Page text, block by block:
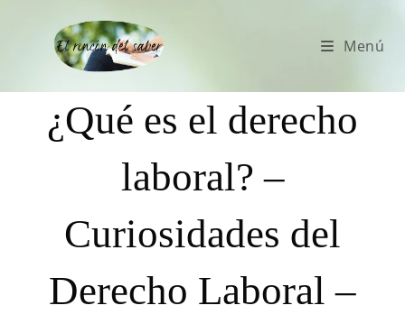
Menú
¿Qué es el derecho
laboral? –
Curiosidades del
Derecho Laboral –